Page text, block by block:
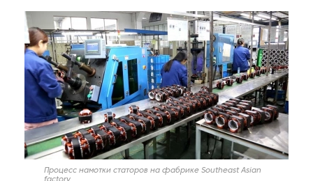
Процесс намотки статоров на фабрике Southeast Asian
factory